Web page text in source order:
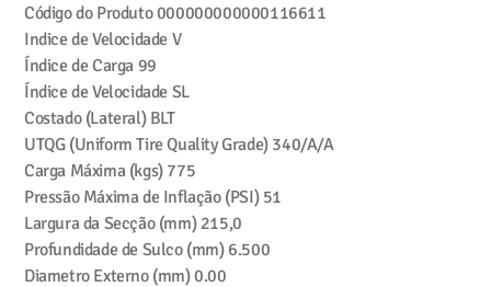
Código do Produto000000000000116611
Indice de Velocidade V
Índice de Carga 99
Índice de Velocidade SL
Costado (Lateral) BLT
UTQG (Uniform Tire Quality Grade) 340/A/A
Carga Máxima (kgs) 775
Pressão Máxima de Inflação (PSI) 51
Largura da Secção (mm) 215,0
Profundidade de Sulco (mm) 6.500
Diametro Externo (mm)0.00